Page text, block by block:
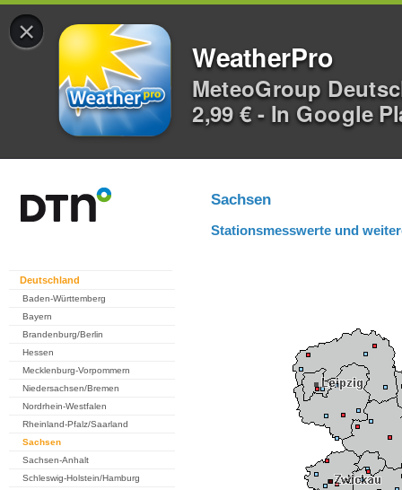
×
WeatherPro
MeteoGroup
2,99 € - In Google
Deutschland
Baden-Württemberg
Bayern
Brandenburg/Berlin
Hessen
Mecklenburg-Vorpommern
Niedersachsen/Bremen
Nordrhein-Westfalen
Rheinland-Pfalz/Saarland
Sachsen
Sachsen-Anhalt
Schleswig-Holstein/Hamburg
Sachsen
Stationsmesswerte und